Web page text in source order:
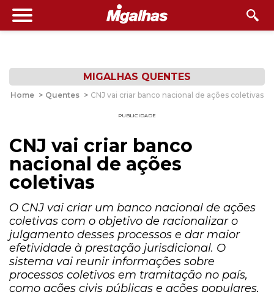
MIGALHAS QUENTES
Home > Quentes > CNJ vai criar banco nacional de ações coletivas
PUBLICIDADE
CNJ vai criar banco
nacional de ações
coletivas
O CNJ vai criar um banco nacional de ações
coletivas com o objetivo de racionalizar o
julgamento desses processos e dar maior
efetividade à prestação jurisdicional. O
sistema vai reunir informações sobre
processos coletivos em tramitação no país,
como ações civis públicas e ações populares,